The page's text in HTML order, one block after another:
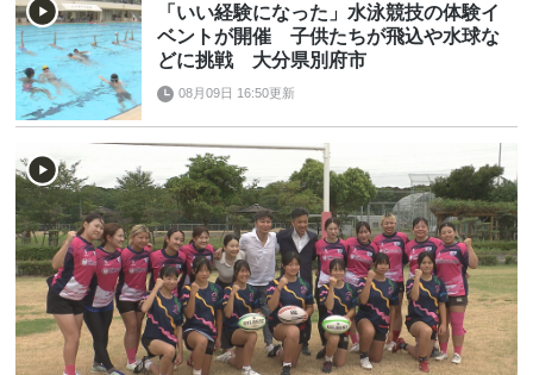
「いい経験になった」水泳競技の体験イ
ベントが開催 子供たちが飛込や水球な
どに挑戦 大分県別府市
08月09日 16:50更新